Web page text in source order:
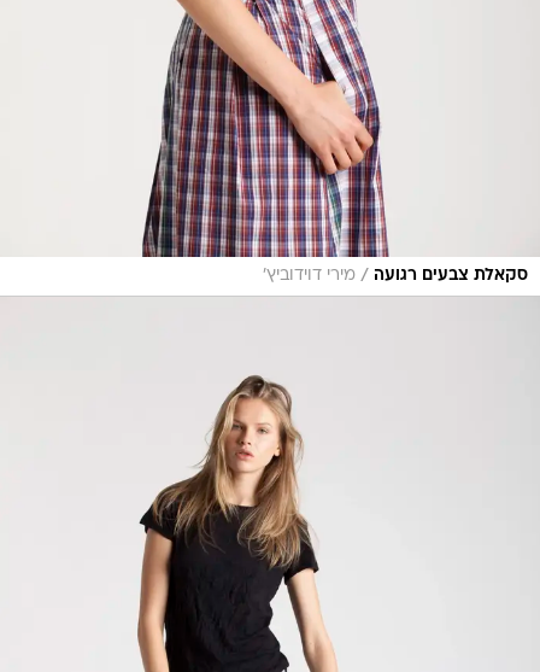
סקאלת צבעים רגועה / מירי דוידוביץ'